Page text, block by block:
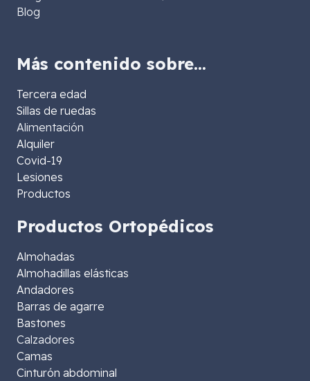
Blog
Más contenido sobre…
Tercera edad
Sillas de ruedas
Alimentación
Alquiler
Covid-19
Lesiones
Productos
Productos Ortopédicos
Almohadas
Almohadillas elásticas
Andadores
Barras de agarre
Bastones
Calzadores
Camas
Cinturón abdominal